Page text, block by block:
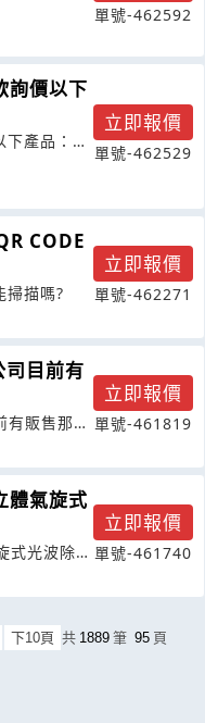
單號-462592
詢價以下
產品：品
立即報價
單號-462529
CODE
掃描嗎?
立即報價
單號-462271
司目前有
有販售那些
立即報價
單號-461819
體氣旋式
式光波除菌
立即報價
單號-461740
下10頁 共 1889 筆 95 頁